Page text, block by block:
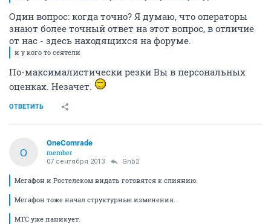
Один вопрос: когда точно? Я думаю, что операторы
знают более точный ответ на этот вопрос, в отличие
от нас - здесь находящихся на форуме.
и у кого то сеятели
По-максималистически резки Вы в персональных
оценках. Незачет.
ОТВЕТИТЬ
O
OneComrade
member
07 сентября 2013 Gnb2
Мегафон и Ростелеком видать готовятся к слиянию.
Мегафон тоже начал структурные изменения.
МТС уже паникует.